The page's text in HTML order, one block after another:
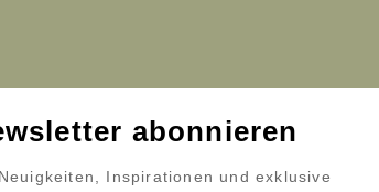
abonnieren
Inspirationen und exklusive